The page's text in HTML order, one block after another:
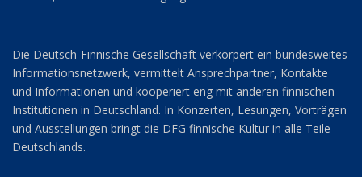
Die Deutsch-Finnische Gesellschaft verkörpert ein bundesweites
Informationsnetzwerk, vermittelt Ansprechpartner, Kontakte
und Informationen und kooperiert eng mit anderen finnischen
Institutionen in Deutschland. In Konzerten, Lesungen, Vorträgen
und Ausstellungen bringt die DFG finnische Kultur in alle Teile
Deutschlands.